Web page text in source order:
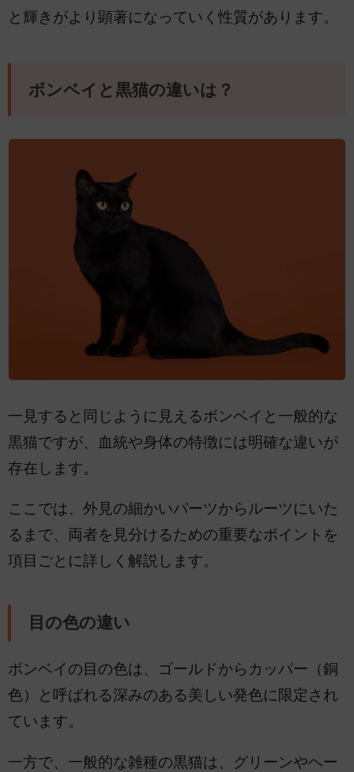
と輝きがより顕著になっていく性質があります。
ボンベイと黒猫の違いは？
一見すると同じように見えるボンベイと一般的な
黒猫ですが、血統や身体の特徴には明確な違いが
存在します。
ここでは、外見の細かいパーツからルーツにいた
るまで、両者を見分けるための重要なポイントを
項目ごとに詳しく解説します。
目の色の違い
ボンベイの目の色は、ゴールドからカッパー（銅
色）と呼ばれる深みのある美しい発色に限定され
ています。
一方で、一般的な雑種の黒猫は、グリーンやヘー